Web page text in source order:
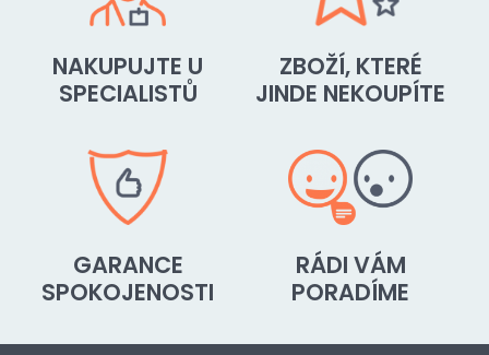
NAKUPUJTE U
SPECIALISTŮ
ZBOŽÍ, KTERÉ
JINDE NEKOUPÍTE
GARANCE
SPOKOJENOSTI
RÁDI VÁM
PORADÍME